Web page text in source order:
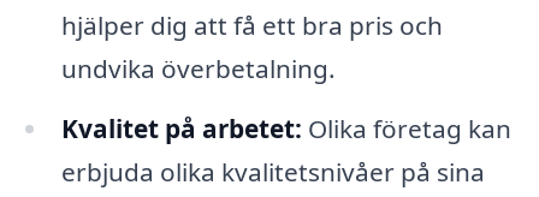
hjälper dig att få ett bra pris och
undvika överbetalning.
Kvalitet på arbetet: Olika företag kan
erbjuda olika kvalitetsnivåer på sina